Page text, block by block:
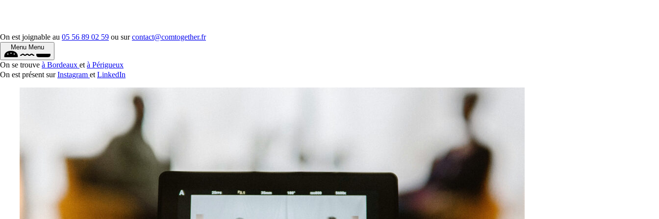
On est joignable au 05 56 89 02 59 ou surcontact@comtogether.fr
Menu Menu
On se trouve à Bordeaux et à Périgueux
On est présent surInstagram et LinkedIn